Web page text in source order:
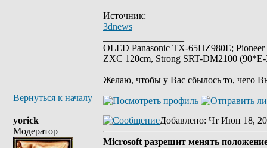
Источник:
3dnews
OLED Panasonic TX-65HZ980E;
ZXC 120cm, Strong SRT-DM2100
Желаю, чтобы у Вас сбылось то, чего
Вернуться к началу
yorick
Модератор
Добавлено: Чт Июн 18,
Microsoft разрешит менять